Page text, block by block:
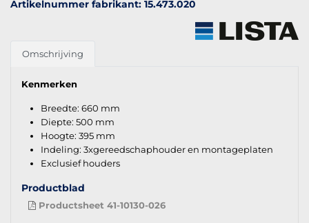
Artikelnummer fabrikant: 15.473.020
Omschrijving
Kenmerken
Breedte: 660 mm
Diepte: 500 mm
Hoogte: 395 mm
Indeling: 3xgereedschaphouder en montageplaten
Exclusief houders
Productblad
Productsheet 41-10130-026